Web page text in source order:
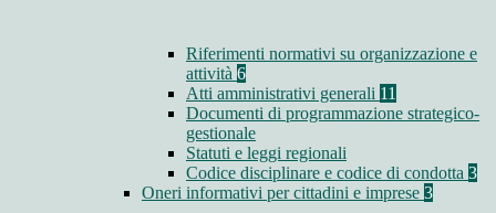
Riferimenti normativi su organizzazione e
attività 6
Atti amministrativi generali 11
Documenti di programmazione strategico-
gestionale
Statuti e leggi regionali
Codice disciplinare e codice di condotta 3
Oneri informativi per cittadini e imprese 3